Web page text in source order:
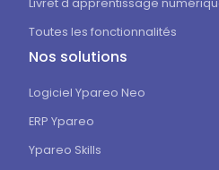
Livret d'apprentissage
Toutes les fonctionnalités
Nos solutions
Logiciel Ypareo Neo
ERP Ypareo
Ypareo Skills